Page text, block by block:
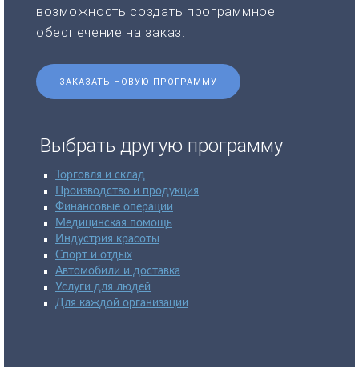
возможность создать программное
обеспечение на заказ.
ЗАКАЗАТЬ НОВУЮ ПРОГРАММУ
Выбрать другую программу
Торговля и склад
Производство и продукция
Финансовые операции
Медицинская помощь
Индустрия красоты
Спорт и отдых
Автомобили и доставка
Услуги для людей
Для каждой организации